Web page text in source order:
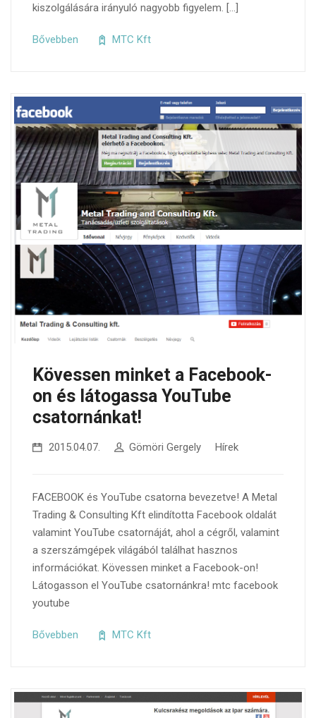
kiszolgálására irányuló nagyobb figyelem. […]
Bővebben MTC Kft
Kövessen minket a Facebook-
on és látogassa YouTube
csatornánkat!
2015.04.07. Gömöri Gergely Hírek
FACEBOOK és YouTube csatorna bevezetve! A Metal
Trading & Consulting Kft elindította Facebook oldalát
valamint YouTube csatornáját, ahol a cégről, valamint
a szerszámgépek világából találhat hasznos
információkat. Kövessen minket a Facebook-on!
Látogasson el YouTube csatornánkra! mtc facebook
youtube
Bővebben MTC Kft